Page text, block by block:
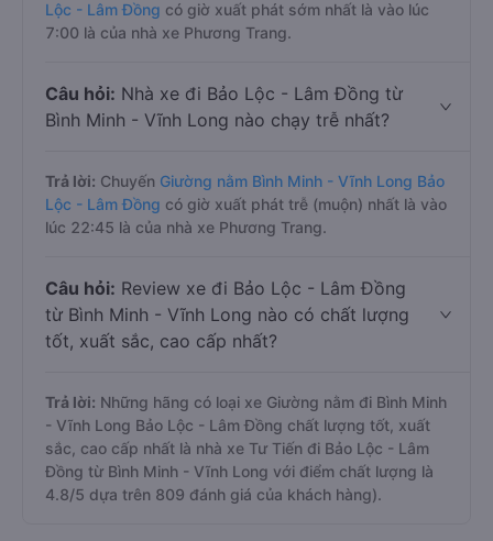
Lộc - Lâm Đồng có giờ xuất phát sớm nhất là vào lúc
7:00 là của nhà xe Phương Trang.
Câu hỏi: Nhà xe đi Bảo Lộc - Lâm Đồng từ
Bình Minh - Vĩnh Long nào chạy trễ nhất?
Trả lời: Chuyến Giường nằm Bình Minh - Vĩnh Long Bảo
Lộc - Lâm Đồng có giờ xuất phát trễ (muộn) nhất là vào
lúc 22:45 là của nhà xe Phương Trang.
Câu hỏi: Review xe đi Bảo Lộc - Lâm Đồng
từ Bình Minh - Vĩnh Long nào có chất lượng
tốt, xuất sắc, cao cấp nhất?
Trả lời: Những hãng có loại xe Giường nằm đi Bình Minh
- Vĩnh Long Bảo Lộc - Lâm Đồng chất lượng tốt, xuất
sắc, cao cấp nhất là nhà xe Tư Tiến đi Bảo Lộc - Lâm
Đồng từ Bình Minh - Vĩnh Long với điểm chất lượng là
4.8/5 dựa trên 809 đánh giá của khách hàng).